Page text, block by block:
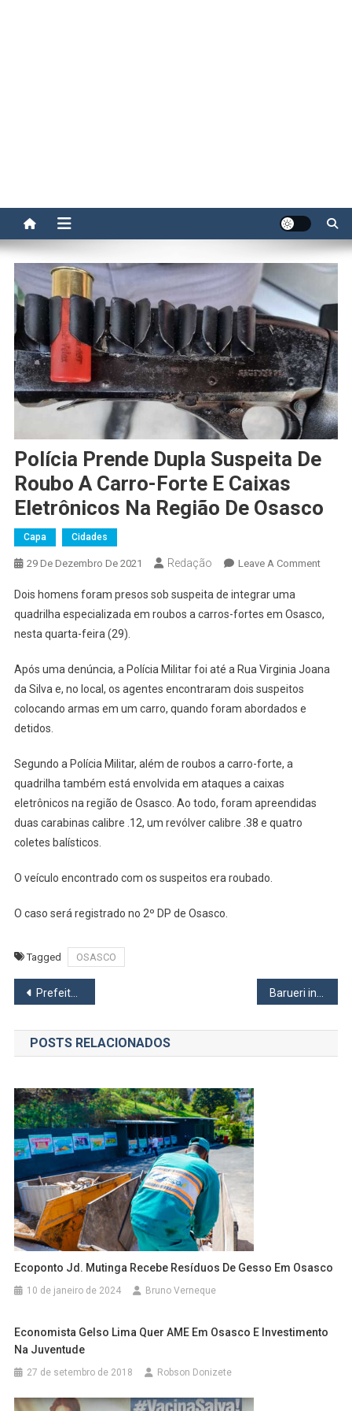
Polícia Prende Dupla Suspeita De
Roubo A Carro-Forte E Caixas
Eletrônicos Na Região De Osasco
Capa Cidades
29 De Dezembro De 2021 Redação Leave A CommentOn
Dupla
Roubo
Dois homens foram presos sob suspeita de integrar uma
quadrilha especializada em roubos a carros-fortes em Osasco,
nesta quarta-feira (29).
Após uma denúncia, a Polícia Militar foi até a Rua Virginia Joana
da Silva e, no local, os agentes encontraram dois suspeitos
colocando armas em um carro, quando foram abordados e
detidos.
Segundo a Polícia Militar, além de roubos a carro-forte, a
quadrilha também está envolvida em ataques a caixas
eletrônicos na região de Osasco. Ao todo, foram apreendidas
duas carabinas calibre .12, um revólver calibre .38 e quatro
coletes balísticos.
O veículo encontrado com os suspeitos era roubado.
O caso será registrado no 2º DP de Osasco.
Tagged OSASCO
Navegação
de
Post
Prefeitura de Barueri vacina moradores contra a Covid-19 no Parque Shopping Barueri inicia sistema de coleta mecanizada de lixo feito por meio de contêineres
POSTS RELACIONADOS
Ecoponto Jd. Mutinga Recebe Resíduos De Gesso Em Osasco
10 de janeiro de 2024 Bruno Verneque
Economista Gelso Lima Quer AME Em Osasco E Investimento
Na Juventude
27 de setembro de 2018 Robson Donizete